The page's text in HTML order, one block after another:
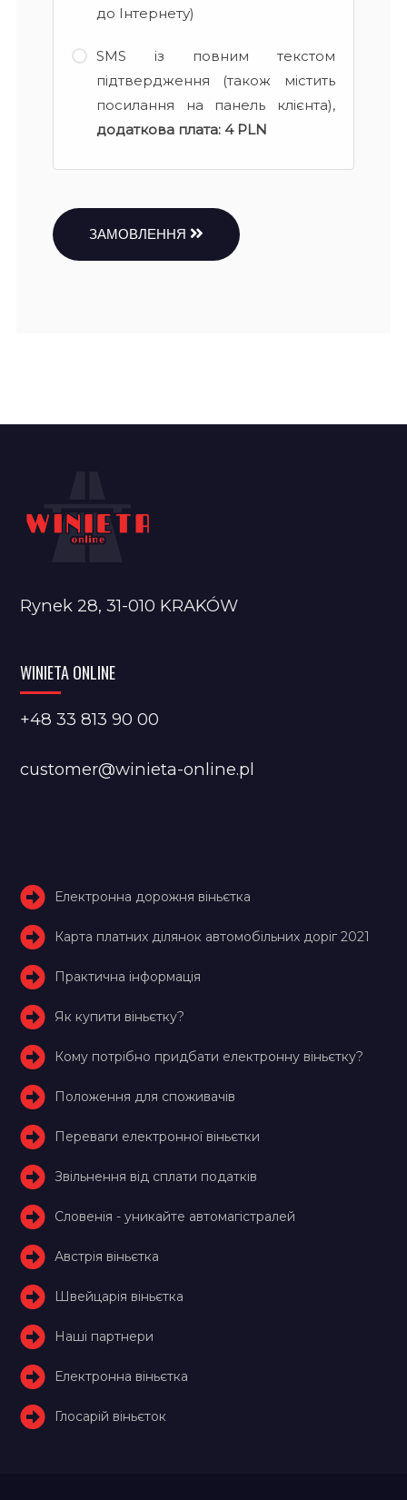
до Інтернету)
SMS із повним текстом
підтвердження (також містить
посилання на панель клієнта),
додаткова плата: 4 PLN
ЗАМОВЛЕННЯ
Rynek 28, 31-010 KRAKÓW
WINIETA ONLINE
+48 33 813 90 00
customer@winieta-online.pl
Електронна дорожня віньєтка
Карта платних ділянок автомобільних доріг 2021
Практична інформація
Як купити віньєтку?
Кому потрібно придбати електронну віньєтку?
Положення для споживачів
Переваги електронної віньєтки
Звільнення від сплати податків
Словенія - уникайте автомагістралей
Австрія віньєтка
Швейцарія віньєтка
Наші партнери
Електронна віньєтка
Глосарій віньєток